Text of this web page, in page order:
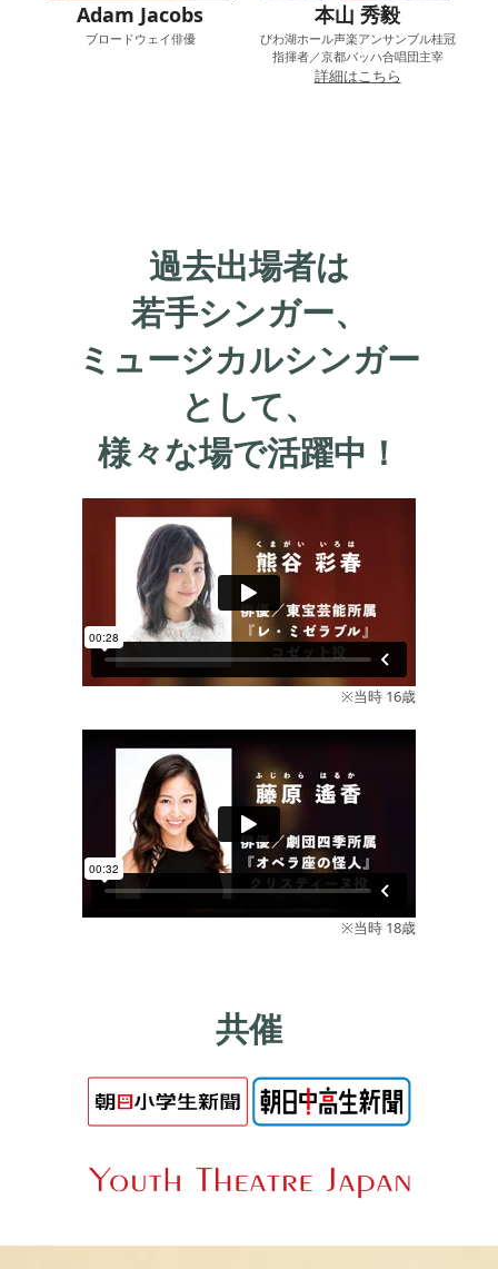
Adam Jacobs
ブロードウェイ俳優
本山 秀毅
びわ湖ホール声楽アンサンブル桂冠
指揮者／京都バッハ合唱団主宰
詳細はこちら
過去出場者は
若手シンガー、
ミュージカルシンガー
として、
様々な場で活躍中！
※当時 16歳
※当時 18歳
共催